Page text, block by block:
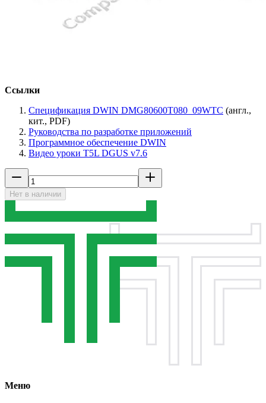
Ссылки
Спецификация DWIN DMG80600T080_09WTC (англ.,
кит., PDF)
Руководства по разработке приложений
Программное обеспечение DWIN
Видео уроки T5L DGUS v7.6
Нет в наличии
Меню